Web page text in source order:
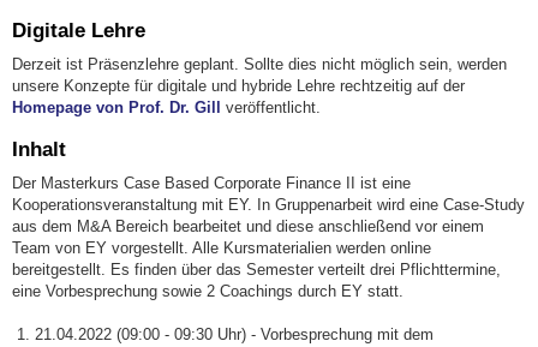
Digitale Lehre
Derzeit ist Präsenzlehre geplant. Sollte dies nicht möglich sein, werden
unsere Konzepte für digitale und hybride Lehre rechtzeitig auf der
Homepage von Prof. Dr. Gill veröffentlicht.
Inhalt
Der Masterkurs Case Based Corporate Finance II ist eine
Kooperationsveranstaltung mit EY. In Gruppenarbeit wird eine Case-Study
aus dem M&A Bereich bearbeitet und diese anschließend vor einem
Team von EY vorgestellt. Alle Kursmaterialien werden online
bereitgestellt. Es finden über das Semester verteilt drei Pflichttermine,
eine Vorbesprechung sowie 2 Coachings durch EY statt.
21.04.2022 (09:00 - 09:30 Uhr) - Vorbesprechung mit dem